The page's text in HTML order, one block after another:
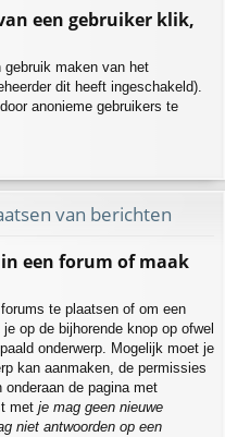
een gebruiker klik,
gebruik maken van het
dit heeft ingeschakeld).
anonieme gebruikers te
van berichten
een forum of maak
te plaatsen of om een
op de bijhorende knop op ofwel
onderwerp. Mogelijk moet je
kan aanmaken, de permissies
de pagina met
met je mag geen nieuwe
niet antwoorden op een